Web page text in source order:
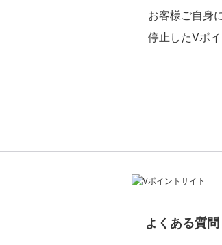
お客様ご自身
停止したVポ
よくある質問